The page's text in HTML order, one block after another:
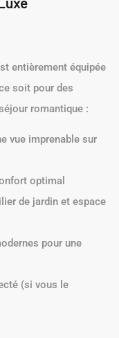
entièrement équipée
soit pour des
romantique :
vue imprenable sur
optimal
de jardin et espace
pour une
(si vous le